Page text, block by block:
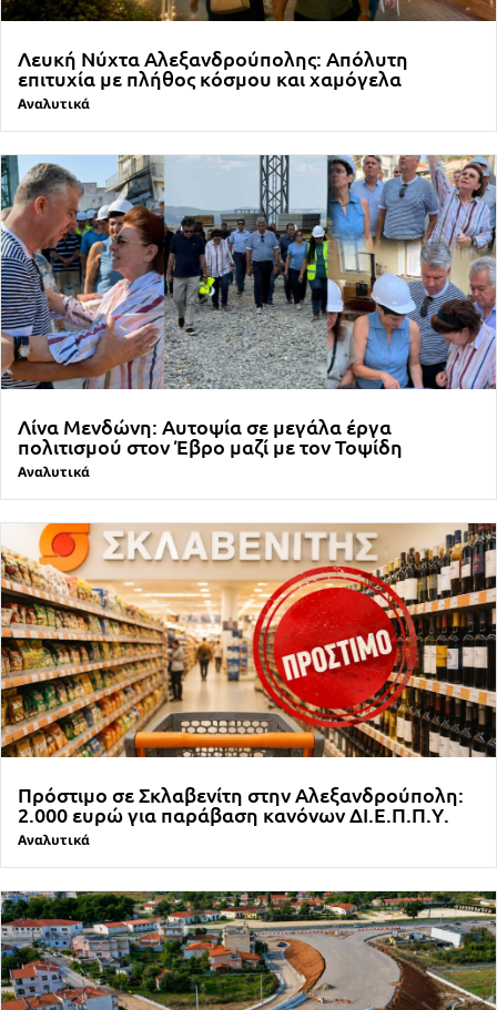
Λευκή Νύχτα Αλεξανδρούπολης: Απόλυτη
επιτυχία με πλήθος κόσμου και χαμόγελα
Αναλυτικά
Λίνα Μενδώνη: Αυτοψία σε μεγάλα έργα
πολιτισμού στον Έβρο μαζί με τον Τοψίδη
Αναλυτικά
Πρόστιμο σε Σκλαβενίτη στην Αλεξανδρούπολη:
2.000 ευρώ για παράβαση κανόνων ΔΙ.Ε.Π.Π.Υ.
Αναλυτικά